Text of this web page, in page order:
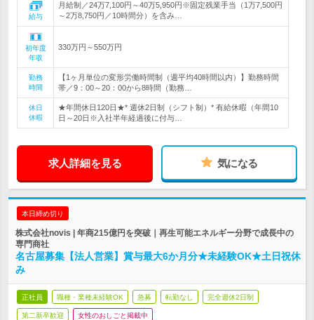
給与
月給制／24万7,100円～40万5,950円※固定残業手当（1万7,500円
～2万8,750円／10時間分）を含み…
初年度
年収
330万円～550万円
勤務
時間
【1ヶ月単位の変形労働時間制（週平均40時間以内）】勤務時間
帯／9：00～20：00から8時間（勤務…
休日
休暇
★年間休日120日★* 週休2日制（シフト制）* 有給休暇（年間10
日～20日※入社半年経過後に付与…
求人詳細を見る 気になる
本日締め切り
株式会社novis | 年商215億円を突破｜再生可能エネルギー分野で成長中の
専門商社
名古屋募集【法人営業】賞与最大6か月分★未経験OK★土日祝休
み
正社員 職種・業種未経験OK 急募 転勤なし 完全週休2日制
第二新卒歓迎 女性のおしごと掲載中